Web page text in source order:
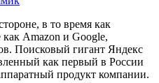
в то время как
Amazon и Google,
Поисковый гигант Яндекс
как первый в России
продукт компании.